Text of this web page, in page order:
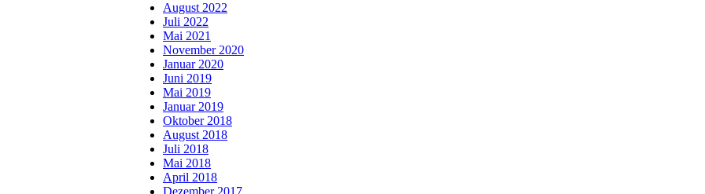
August 2022
Juli 2022
Mai 2021
November 2020
Januar 2020
Juni 2019
Mai 2019
Januar 2019
Oktober 2018
August 2018
Juli 2018
Mai 2018
April 2018